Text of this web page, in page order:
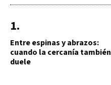
Entre espinas y abrazos:
cuando la cercanía también
duele